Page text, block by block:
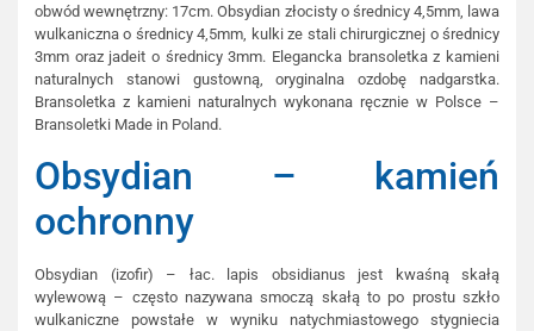
obwód wewnętrzny: 17cm. Obsydian złocisty o średnicy 4,5mm, lawa
wulkaniczna o średnicy 4,5mm, kulki ze stali chirurgicznej o średnicy
3mm oraz jadeit o średnicy 3mm. Elegancka bransoletka z kamieni
naturalnych stanowi gustowną, oryginalna ozdobę nadgarstka.
Bransoletka z kamieni naturalnych wykonana ręcznie w Polsce –
Bransoletki Made in Poland.
Obsydian – kamień
ochronny
Obsydian (izofir) – łac. lapis obsidianus jest kwaśną skałą
wylewową – często nazywana smoczą skałą to po prostu szkło
wulkaniczne powstałe w wyniku natychmiastowego stygniecia